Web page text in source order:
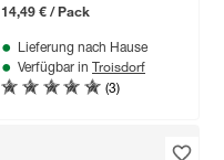
14,49 € / Pack
Lieferung nach Hause
Verfügbar in Troisdorf
(3)